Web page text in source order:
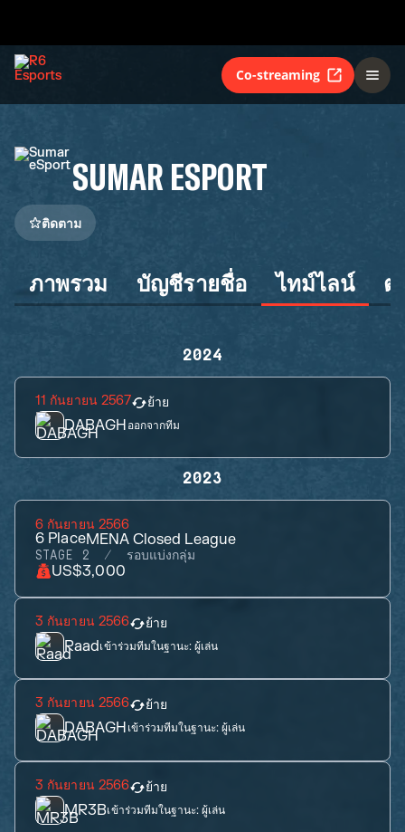
Co-streaming
SUMAR ESPORT
ติดตาม
ภาพรวม บัญชีรายชื่อ ไทม์ไลน์ ต
2024
11 กันยายน 2567 ย้าย
DABAGHออกจากทีม
2023
6 กันยายน 2566
6 PlaceMENA Closed League
STAGE 2 รอบแบ่งกลุ่ม
US$3,000
3 กันยายน 2566 ย้าย
Raadเข้าร่วมทีมในฐานะ: ผู้เล่น
3 กันยายน 2566 ย้าย
DABAGHเข้าร่วมทีมในฐานะ:ผู้เล่น
3 กันยายน 2566 ย้าย
MR3Bเข้าร่วมทีมในฐานะ: ผู้เล่น